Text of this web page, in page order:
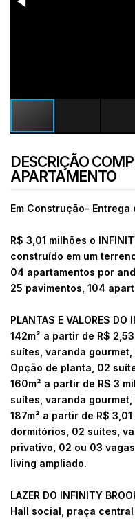
DESCRIÇÃO
APARTAMENTO
Em Construção- Entrega
R$ 3,01 milhões o
construído em um
04 apartamentos por
25 pavimentos, 104
PLANTAS E VALORES DO
142m² a partir de R$
suítes, varanda
Opção de planta, 02
160m² a partir de R$ 3
suítes, varanda
187m² a partir de R$
dormitórios, 02 suítes,
privativo, 02 ou 03
living ampliado.
LAZER DO INFINITY
Hall social, praça